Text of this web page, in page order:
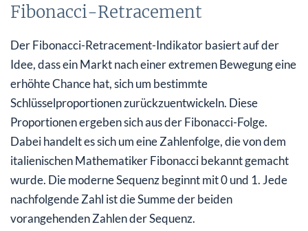
Fibonacci-Retracement
Der Fibonacci-Retracement-Indikator basiert auf der
Idee, dass ein Markt nach einer extremen Bewegung eine
erhöhte Chance hat, sich um bestimmte
Schlüsselproportionen zurückzuentwickeln. Diese
Proportionen ergeben sich aus der Fibonacci-Folge.
Dabei handelt es sich um eine Zahlenfolge, die von dem
italienischen Mathematiker Fibonacci bekannt gemacht
wurde. Die moderne Sequenz beginnt mit 0 und 1. Jede
nachfolgende Zahl ist die Summe der beiden
vorangehenden Zahlen der Sequenz.